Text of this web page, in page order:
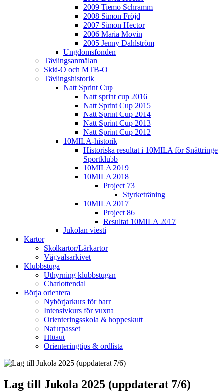
2009 Tiemo Schramm
2008 Simon Fröjd
2007 Simon Hector
2006 Maria Movin
2005 Jenny Dahlström
Ungdomsfonden
Tävlingsanmälan
Skid-O och MTB-O
Tävlingshistorik
Natt Sprint Cup
Natt sprint cup 2016
Natt Sprint Cup 2015
Natt Sprint Cup 2014
Natt Sprint Cup 2013
Natt Sprint Cup 2012
10MILA-historik
Historiska resultat i 10MILA för Snättringe
Sportklubb
10MILA 2019
10MILA 2018
Project 73
Styrketräning
10MILA 2017
Project 86
Resultat 10MILA 2017
Jukolan viesti
Kartor
Skolkartor/Lärkartor
Vägvalsarkivet
Klubbstuga
Uthyrning klubbstugan
Charlottendal
Börja orientera
Nybörjarkurs för barn
Intensivkurs för vuxna
Orienteringsskola & hoppeskutt
Naturpasset
Hittaut
Orienteringtips & ordlista
Lag till Jukola 2025 (uppdaterat 7/6)